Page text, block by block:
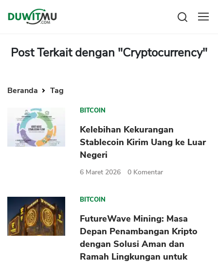
Reksadana
Bitcoin
Investasi
Asuransi
Mengelola keuangan
Kartu Kredit
KTA
Pinjaman Online
Pinjaman
Kartu Kredit
KTA
Broker Forex
Sekuritas Saham
Post Terkait dengan "Cryptocurrency"
Beranda Tag
BITCOIN
Kelebihan Kekurangan
Stablecoin Kirim Uang ke Luar
Negeri
6 Maret 2026 0 Komentar
BITCOIN
FutureWave Mining: Masa
Depan Penambangan Kripto
dengan Solusi Aman dan
Ramah Lingkungan untuk